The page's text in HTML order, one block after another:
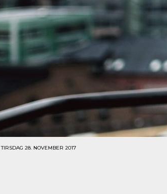
TIRSDAG 28. NOVEMBER 2017